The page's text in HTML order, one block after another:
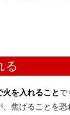
る
を入れることで
焦げることを